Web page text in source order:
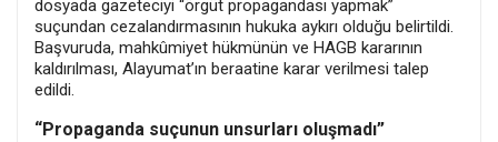
dosyada gazeteciyi “örgüt propagandası yapmak”
suçundan cezalandırmasının hukuka aykırı olduğu belirtildi.
Başvuruda, mahkûmiyet hükmünün ve HAGB kararının
kaldırılması, Alayumat’ın beraatine karar verilmesi talep
edildi.
“Propaganda suçunun unsurları oluşmadı”